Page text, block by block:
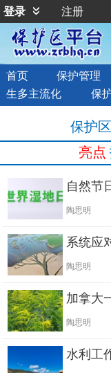
登录 注册
首页 保护管理
生多主流化
保
保护区
亮点
自然节
陶思明
系统应
陶思明
加拿大
陶思明
水利工